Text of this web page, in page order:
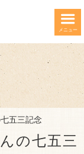
メニュー
五三記念
の七五三